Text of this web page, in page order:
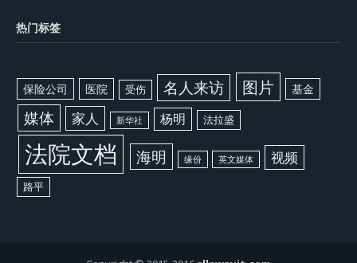
热门标签
保险公司 医院 受伤 名人来访 图片 基金
媒体 家人 新华社 杨明 法拉盛
法院文档 海明 缘份 英文媒体 视频
路平